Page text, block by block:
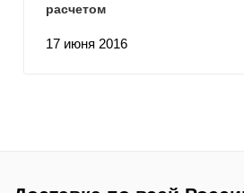
17 июня 2016
расчетом